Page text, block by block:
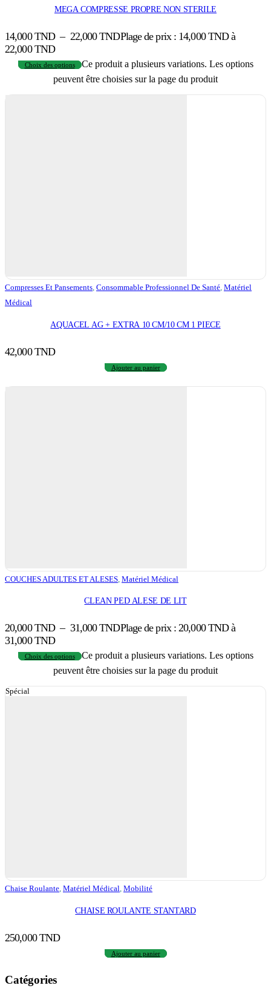
MEGA COMPRESSE PROPRE NON STERILE
14,000TND – 22,000TNDPlage de prix : 14,000 TND à
22,000 TND
Choix des options
Ce produit a plusieurs variations. Les options
peuvent être choisies sur la page du produit
Compresses Et Pansements, Consommable Professionnel De Santé, Matériel
Médical
AQUACEL AG + EXTRA 10 CM/10 CM 1 PIECE
42,000TND
Ajouter au panier
COUCHES ADULTES ET ALESES Matériel Médical
CLEAN PED ALESE DE LIT
20,000TND – 31,000TNDPlage de prix : 20,000 TND à
31,000 TND
Choix des options
Ce produit a plusieurs variations. Les options
peuvent être choisies sur la page du produit
Spécial
Chaise Roulante, Matériel Médical, Mobilité
CHAISE ROULANTE STANTARD
250,000TND
Ajouter au panier
Catégories